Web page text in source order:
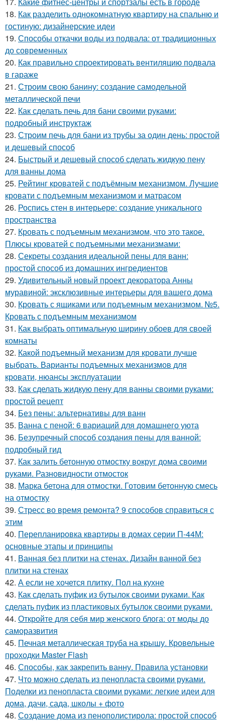
18. Как разделить однокомнатную квартиру на спальню и
гостиную: дизайнерские идеи
19. Способы откачки воды из подвала: от традиционных
до современных
20. Как правильно спроектировать вентиляцию подвала
в гараже
21. Строим свою банину: создание самодельной
металлической печи
22. Как сделать печь для бани своими руками:
подробный инструктаж
23. Строим печь для бани из трубы за один день: простой
и дешевый способ
24. Быстрый и дешевый способ сделать жидкую пену
для ванны дома
25. Рейтинг кроватей с подъёмным механизмом. Лучшие
кровати с подъемным механизмом и матрасом
26. Роспись стен в интерьере: создание уникального
пространства
27. Кровать с подъемным механизмом, что это такое.
Плюсы кроватей с подъемными механизмами:
28. Секреты создания идеальной пены для ванн:
простой способ из домашних ингредиентов
29. Удивительный новый проект декоратора Анны
муравиной: эксклюзивные интерьеры для вашего дома
30. Кровать с ящиками или подъемным механизмом. №5.
Кровать с подъемным механизмом
31. Как выбрать оптимальную ширину обоев для своей
комнаты
32. Какой подъемный механизм для кровати лучше
выбрать. Варианты подъемных механизмов для
кровати, нюансы эксплуатации
33. Как сделать жидкую пену для ванны своими руками:
простой рецепт
34. Без пены: альтернативы для ванн
35. Ванна с пеной: 6 вариаций для домашнего уюта
36. Безупречный способ создания пены для ванной:
подробный гид
37. Как залить бетонную отмостку вокруг дома своими
руками. Разновидности отмосток
38. Марка бетона для отмостки. Готовим бетонную смесь
на отмостку
39. Стресс во время ремонта? 9 способов справиться с
этим
40. Перепланировка квартиры в домах серии П-44М:
основные этапы и принципы
41. Ванная без плитки на стенах. Дизайн ванной без
плитки на стенах
42. А если не хочется плитку. Пол на кухне
43. Как сделать пуфик из бутылок своими руками. Как
сделать пуфик из пластиковых бутылок своими руками.
44. Откройте для себя мир женского блога: от моды до
саморазвития
45. Печная металлическая труба на крышу. Кровельные
проходки Master Flash
46. Способы, как закрепить ванну. Правила установки
47. Что можно сделать из пенопласта своими руками.
Поделки из пенопласта своими руками: легкие идеи для
дома, дачи, сада, школы + фото
48. Создание дома из пенополистирола: простой способ